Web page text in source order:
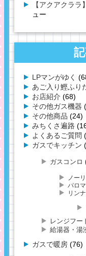
【アクアクラ
ュー
LPマンがゆく
あご入り鰹ふり
お店紹介 (68)
その他ガス機器
その他商品 (24)
みちくさ遍路
よくあるご質問
ガスでキッチン
ガスコンロ
ノー
パロマ
リン
レンジフー
給湯器・湯
ガスで暖房 (76)